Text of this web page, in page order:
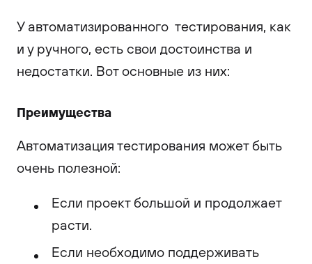
У автоматизированного тестирования, как
и у ручного, есть свои достоинства и
недостатки. Вот основные из них:
Преимущества
Автоматизация тестирования может быть
очень полезной:
Если проект большой и продолжает
расти.
Если необходимо поддерживать